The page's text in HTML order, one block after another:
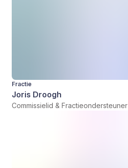
Fractie
Joris Droogh
Commissielid & Fractieondersteuner